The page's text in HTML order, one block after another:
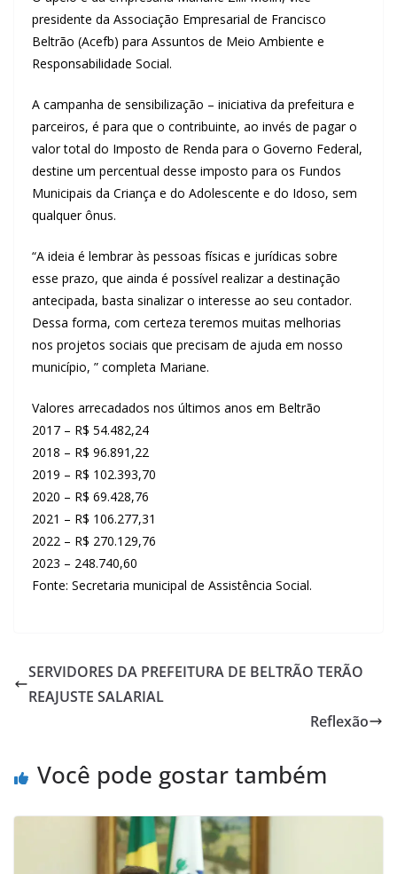
presidente da Associação Empresarial de Francisco
Beltrão (Acefb) para Assuntos de Meio Ambiente e
Responsabilidade Social.
A campanha de sensibilização – iniciativa da prefeitura e
parceiros, é para que o contribuinte, ao invés de pagar o
valor total do Imposto de Renda para o Governo Federal,
destine um percentual desse imposto para os Fundos
Municipais da Criança e do Adolescente e do Idoso, sem
qualquer ônus.
“A ideia é lembrar às pessoas físicas e jurídicas sobre
esse prazo, que ainda é possível realizar a destinação
antecipada, basta sinalizar o interesse ao seu contador.
Dessa forma, com certeza teremos muitas melhorias
nos projetos sociais que precisam de ajuda em nosso
município, ” completa Mariane.
Valores arrecadados nos últimos anos em Beltrão
2017 – R$ 54.482,24
2018 – R$ 96.891,22
2019 – R$ 102.393,70
2020 – R$ 69.428,76
2021 – R$ 106.277,31
2022 – R$ 270.129,76
2023 – 248.740,60
Fonte: Secretaria municipal de Assistência Social.
SERVIDORES DA PREFEITURA DE BELTRÃO TERÃO
REAJUSTE SALARIAL
Reflexão
Você pode gostar também